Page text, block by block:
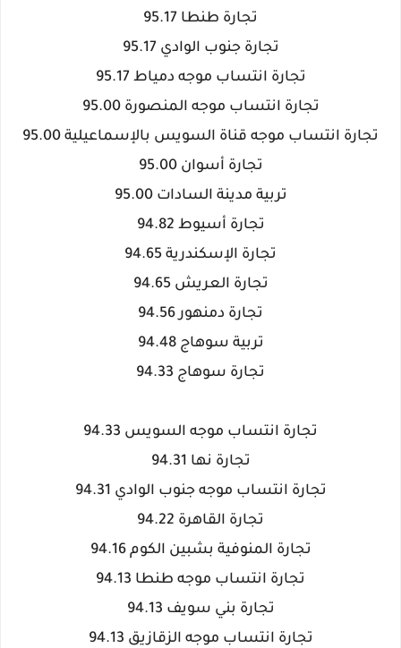
تجارة طنطا 95.17
تجارة جنوب الوادي 95.17
تجارة انتساب موجه دمياط 95.17
تجارة انتساب موجه المنصورة 95.00
تجارة انتساب موجه قناة السويس بالإسماعيلية 95.00
تجارة أسوان 95.00
تربية مدينة السادات 95.00
تجارة أسيوط 94.82
تجارة الإسكندرية 94.65
تجارة العريش 94.65
تجارة دمنهور 94.56
تربية سوهاج 94.48
تجارة سوهاج 94.33
تجارة انتساب موجه السويس 94.33
تجارة نها 94.31
تجارة انتساب موجه جنوب الوادي 94.31
تجارة القاهرة 94.22
تجارة المنوفية بشبين الكوم 94.16
تجارة انتساب موجه طنطا 94.13
تجارة بني سويف 94.13
تجارة انتساب موجه الزقازيق 94.13